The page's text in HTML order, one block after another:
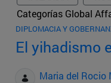
Categorías Global
DIPLOMACIA Y
El yihadismo
Maria del Rocio